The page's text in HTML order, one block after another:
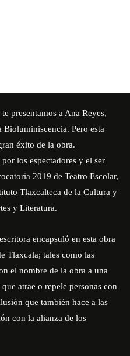
presentamos a Ana Reyes,
Bioluminiscencia. Pero esta
éxito de la obra.
los espectadores y el ser
2019 de Teatro Escolar,
Tlaxcalteca de la Cultura y
y Literatura.
encapsuló en esta obra
Tlaxcala; tales como las
el nombre de la obra a una
atrae o repele personas con
que también hace a las
con la alianza de los